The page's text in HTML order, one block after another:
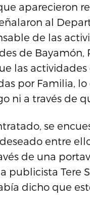
aparecieron
al
de las
de Bayamón,
las
por Familia,
ni a través de
se
entre
de una
publicista Tere
dicho que